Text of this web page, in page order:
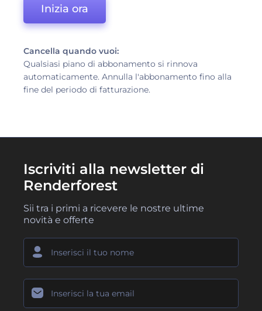
Inizia ora
Cancella quando vuoi:
Qualsiasi piano di abbonamento si rinnova
automaticamente. Annulla l'abbonamento fino alla
fine del periodo di fatturazione.
Iscriviti alla newsletter di
Renderforest
Sii tra i primi a ricevere le nostre ultime
novità e offerte